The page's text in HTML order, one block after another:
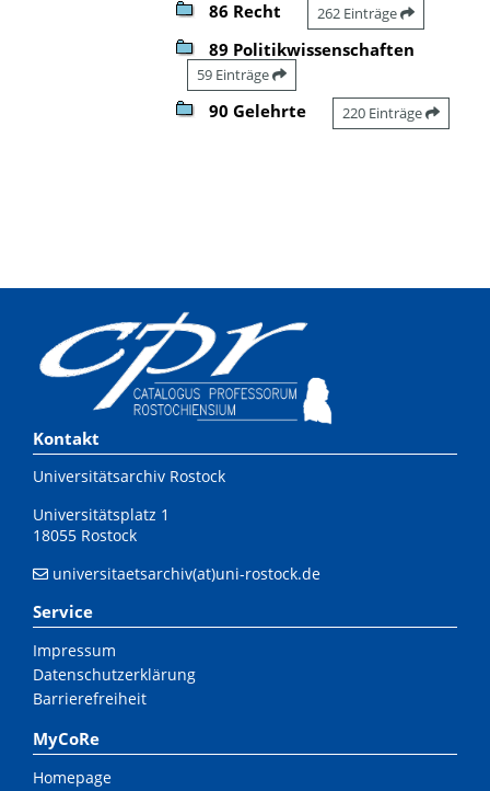
86 Recht 262 Einträge
89 Politikwissenschaften
59 Einträge
90 Gelehrte 220 Einträge
Kontakt
Universitätsarchiv Rostock
Universitätsplatz 1
18055 Rostock
universitaetsarchiv(at)uni-rostock.de
Service
Impressum
Datenschutzerklärung
Barrierefreiheit
MyCoRe
Homepage